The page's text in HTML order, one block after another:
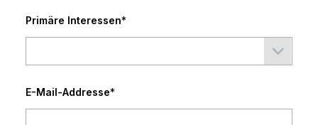
Primäre Interessen*
E-Mail-Addresse*